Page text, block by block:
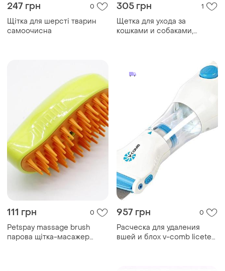
247 грн 0
Щітка для шерсті тварин
самоочисна
305 грн 1
Щетка для ухода за
кошками и собаками,
111 грн 0
Petspay massage brush
парова щітка-масажер
957 грн 0
Расческа для удаления
вшей и блох v-comb licetec